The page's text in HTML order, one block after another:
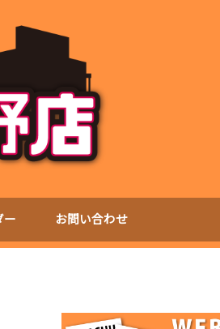
ー お問い合わせ